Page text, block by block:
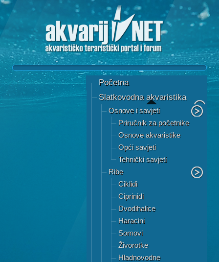
Početna
Slatkovodna akvaristika
Osnove i savjeti
Priručnik za početnike
Osnove akvaristike
Opći savjeti
Tehnički savjeti
Ribe
Ciklidi
Ciprinidi
Dvodihalice
Haracini
Somovi
Živorotke
Hladnovodne